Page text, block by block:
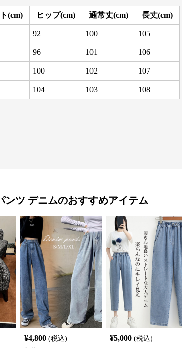
(cm) ヒップ(cm) 通常丈(cm) 長丈(cm)
92 100 105
96 101 106
100 102 107
104 103 108
ンツ デニムのおすすめアイテム
¥4,800 (税込)
¥5,000 (税込)